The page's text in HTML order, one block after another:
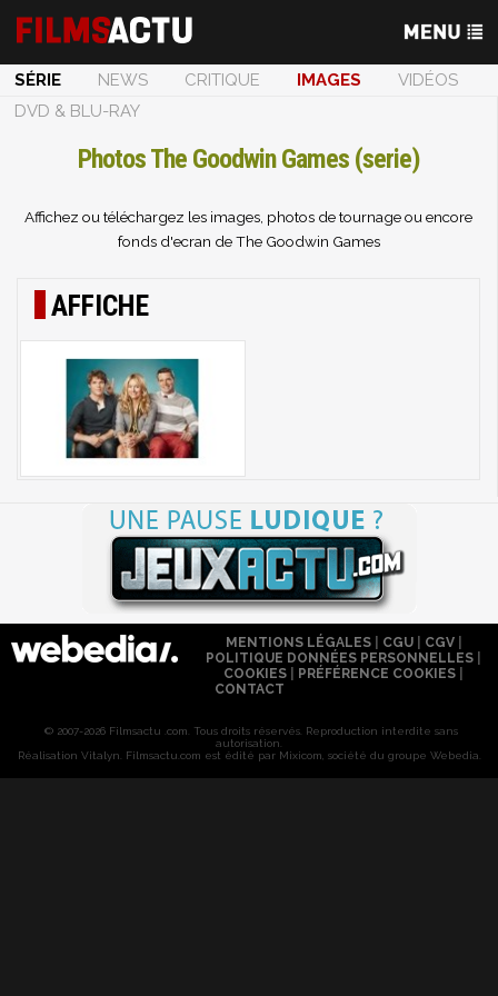
SÉRIE NEWS CRITIQUE IMAGES
VIDÉOS
DVD & BLU-RAY
Photos The Goodwin Games (serie)
Affichez ou téléchargez les images, photos de tournage ou encore
fonds d'ecran de The Goodwin Games
AFFICHE
MENTIONS LÉGALES| CGU| CGV|
POLITIQUE DONNÉES PERSONNELLES
COOKIES
PRÉFÉRENCE COOKIES
CONTACT
© 2007-2026 Filmsactu .com. Tous droits réservés. Reproduction interdite sans
autorisation.
Réalisation Vitalyn . Filmsactu .com est édité par Mixicom, société du groupe Webedia.